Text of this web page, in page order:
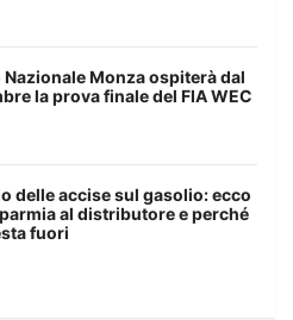
Nazionale Monza ospiterà dal
la prova finale del FIA WEC
delle accise sul gasolio: ecco
al distributore e perché
fuori